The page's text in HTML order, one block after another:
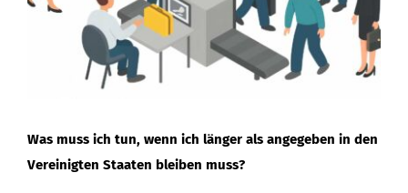
Was muss ich tun, wenn ich länger als angegeben in den
Vereinigten Staaten bleiben muss?